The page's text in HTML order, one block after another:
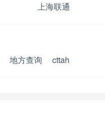
上海联通
地方查询 cttah